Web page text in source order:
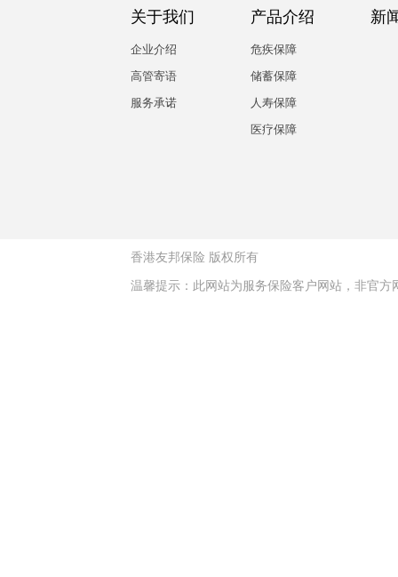
关于我们
企业介绍
高管寄语
服务承诺
产品介绍
危疾保障
储蓄保障
人寿保障
医疗保障
新
香港友邦保险 版权所有
温馨提示：此网站为服务保险客户网站，非官方